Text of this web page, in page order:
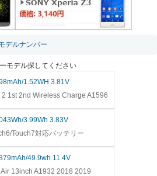
デルナンバー
モデル探してください
1.52WH 3.81V
1st 2nd Wireless Charge A1596
3.99Wh 3.83V
Touch7対応バッテリー
49.9wh 11.4V
13inch A1932 2018 2019